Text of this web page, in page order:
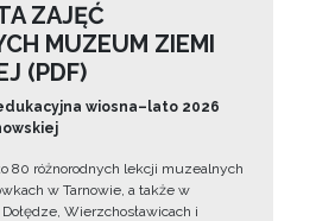
ZAJĘĆ
MUZEUM ZIEMI
(PDF)
wiosna–lato 2026
80 różnorodnych lekcji muzealnych
w Tarnowie, a także w
Wierzchosławicach i